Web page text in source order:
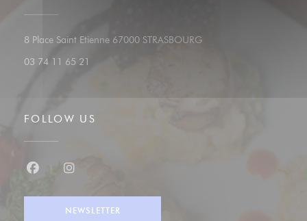
8 Place Saint Etienne 67000 STRASBOURG((opens in a new
03 74 11 65 21
FOLLOW US
NEWSLETTER